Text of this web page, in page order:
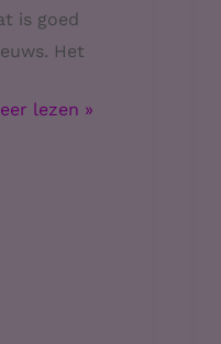
is goed
Het
lezen »